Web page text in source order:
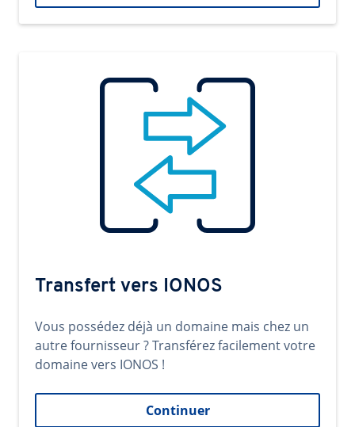
Transfert vers IONOS
Vous possédez déjà un domaine mais chez un
autre fournisseur ? Transférez facilement votre
domaine vers IONOS !
Continuer